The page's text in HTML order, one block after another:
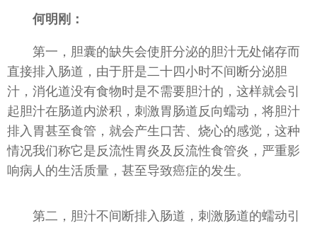
何明刚：
第一，胆囊的缺失会使肝分泌的胆汁无处储存而
直接排入肠道，由于肝是二十四小时不间断分泌胆
汁，消化道没有食物时是不需要胆汁的，这样就会引
起胆汁在肠道内淤积，刺激胃肠道反向蠕动，将胆汁
排入胃甚至食管，就会产生口苦、烧心的感觉，这种
情况我们称它是反流性胃炎及反流性食管炎，严重影
响病人的生活质量，甚至导致癌症的发生。
第二，胆汁不间断排入肠道，刺激肠道的蠕动引